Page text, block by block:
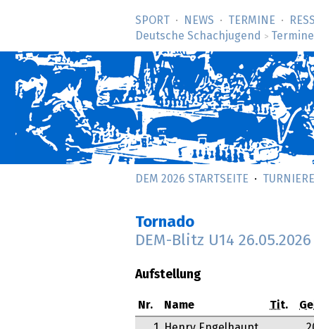
SPORT NEWS TERMINE
Deutsche Schachjugend
> Termine
DEM 2026 STARTSEITE TURNIERE
Tornado
DEM-Blitz U14 26.05.2026
Aufstellung
Nr. Name Tit.